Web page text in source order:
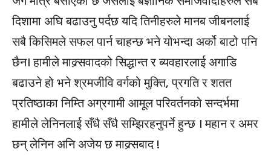
दिशामा अघि बढाउनु पर्दछ यदि तिनीहरुले मानब जीबनलाई
सबै किसिमले सफल पार्न चाहन्छ भने योभन्दा अर्को बाटो पनि
छैन। हामीले माक्र्सवादको सिद्धान्त र ब्यवहारलाई अगाडि
बढाउने हो भने श्रमजीवि वर्गको मुक्ति, प्रगति र शतत
प्रतिष्ठाका निम्ति अग्रगामी आमूल परिवर्तनको सन्दर्भमा
हामीले लेनिनलाई सँधै सँधै सम्झिरहनुपर्ने हुन्छ । महान र अमर
छन् लेनिन अनि अजेय छ माक्र्सबाद !